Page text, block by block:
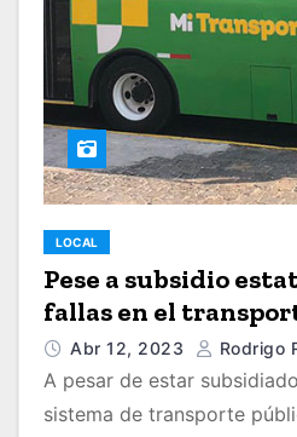
LOCAL
Pese a subsidio
fallas en el
Abr 12, 2023 Rodrigo
A pesar de estar
sistema de transporte